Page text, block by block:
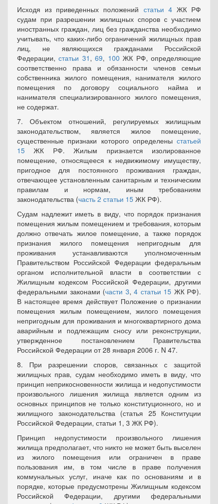
Исходя из приведенных положений статьи 4ЖК РФ
судам при разрешении жилищных споров с участием
иностранных граждан, лиц без гражданства необходимо
учитывать, что каких-либо ограничений жилищных прав
лиц, не являющихся гражданами Российской
Федерации,статьи 31 ,69, 100 ЖК РФ, определяющие
соответственно права и обязанности членов семьи
собственника жилого помещения, нанимателя жилого
помещения по договору социального найма и
нанимателя специализированного жилого помещения,
не содержат.
7. Объектом отношений, регулируемых жилищным
законодательством, является жилое помещение,
существенные признаки которого определены статьей
15 ЖК РФ. Жилым признается изолированное
помещение, относящееся к недвижимому имуществу,
пригодное для постоянного проживания граждан,
отвечающее установленным санитарным и техническим
правилам и нормам, иным требованиям
законодательства (часть 2 статьи 15 ЖК РФ).
Судам надлежит иметь в виду, что порядок признания
помещения жилым помещением и требования, которым
должно отвечать жилое помещение, а также порядок
признания жилого помещения непригодным для
проживания устанавливаются уполномоченным
Правительством Российской Федерации федеральным
органом исполнительной власти в соответствии с
Жилищным кодексом Российской Федерации, другими
федеральными законами (части 3, 4 статьи 15 ЖК РФ).
В настоящее время действует Положение о признании
помещения жилым помещением, жилого помещения
непригодным для проживания и многоквартирного дома
аварийным и подлежащим сносу или реконструкции,
утвержденное постановлением Правительства
Российской Федерации от 28 января 2006 г. N 47.
8. При разрешении споров, связанных с защитой
жилищных прав, судам необходимо иметь в виду, что
принцип неприкосновенности жилища и недопустимости
произвольного лишения жилища является одним из
основных принципов не только конституционного, но и
жилищного законодательства (статья 25 Конституции
Российской Федерации, статьи 1, 3 ЖК РФ).
Принцип недопустимости произвольного лишения
жилища предполагает, что никто не может быть выселен
из жилого помещения или ограничен в праве
пользования им, в том числе в праве получения
коммунальных услуг, иначе как по основаниям и в
порядке, которые предусмотрены Жилищным кодексом
Российской Федерации, другими федеральными